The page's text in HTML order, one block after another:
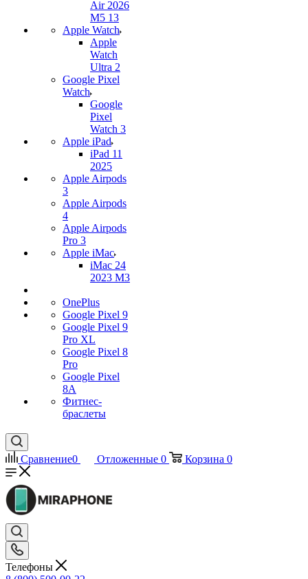
Air 2026
M5 13
Apple Watch
Apple
Watch
Ultra 2
Google Pixel
Watch
Google
Pixel
Watch 3
Apple iPad
iPad 11
2025
Apple Airpods
3
Apple Airpods
4
Apple Airpods
Pro 3
Apple iMac
iMac 24
2023 M3
OnePlus
Google Pixel 9
Google Pixel 9
Pro XL
Google Pixel 8
Pro
Google Pixel
8A
Фитнес-
браслеты
Сравнение0 Отложенные 0 Корзина 0
Телефоны